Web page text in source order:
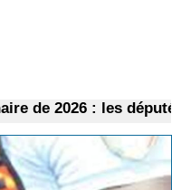
de 2026 : les